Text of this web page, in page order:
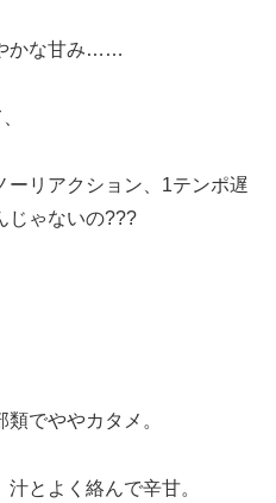
かな甘み……
ーリアクション、1テンポ遅
じゃないの???
でややカタメ。
とよく絡んで辛甘。